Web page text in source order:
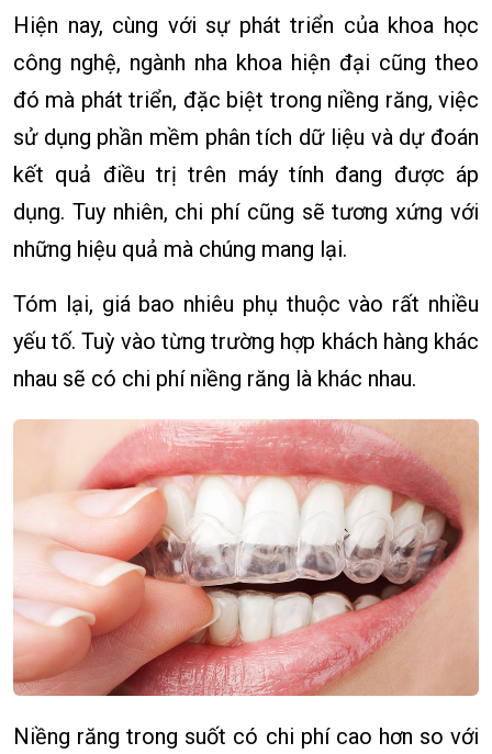
Hiện nay, cùng với sự phát triển của khoa học
công nghệ, ngành nha khoa hiện đại cũng theo
đó mà phát triển, đặc biệt trong niềng răng, việc
sử dụng phần mềm phân tích dữ liệu và dự đoán
kết quả điều trị trên máy tính đang được áp
dụng. Tuy nhiên, chi phí cũng sẽ tương xứng với
những hiệu quả mà chúng mang lại.
Tóm lại, giá bao nhiêu phụ thuộc vào rất nhiều
yếu tố. Tuỳ vào từng trường hợp khách hàng khác
nhau sẽ có chi phí niềng răng là khác nhau.
Niềng răng trong suốt có chi phí cao hơn so với